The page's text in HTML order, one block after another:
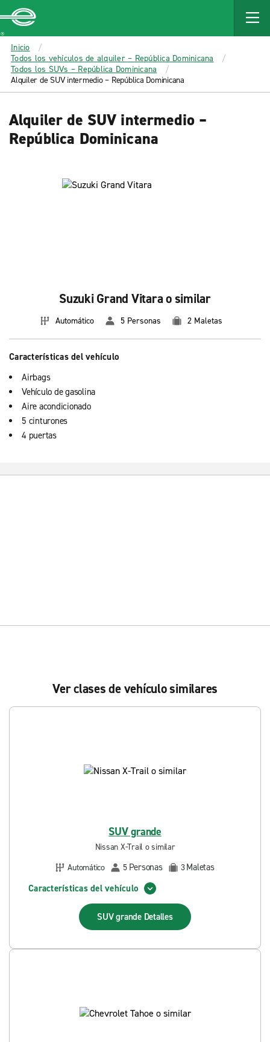
MAIN
CONTENT
Enterprise
Inicio
Todos los vehículos de alquiler – República Dominicana
Todos los SUVs – República Dominicana
Alquiler de SUV intermedio – República Dominicana
Alquiler de SUV intermedio –
República Dominicana
Suzuki Grand Vitara o similar
Automático 5 Personas 2 Maletas
Características del vehículo
Airbags
Vehículo de gasolina
Aire acondicionado
5 cinturones
4 puertas
Ver clases de vehículo similares
SUV grande
Nissan X-Trail o similar
Automático
5 Personas 3Maletas
Características del vehículo
SUV grande Detalles